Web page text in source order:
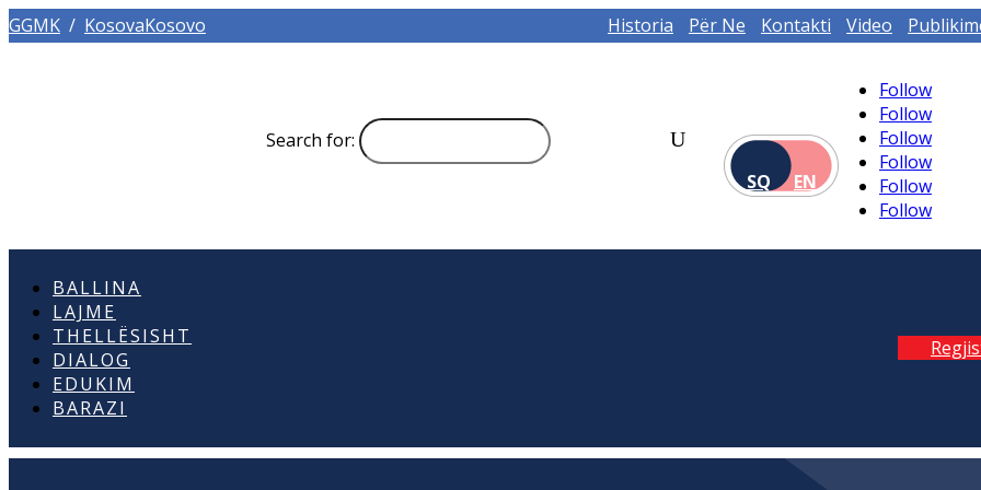
GGMK / KosovaKosovo Historia Për Ne Kontakti Video
Search for:
SQ
EN
Follow
Follow
Follow
Follow
Follow
Follow
BALLINA
LAJME
THELLËSISHT
DIALOG
EDUKIM
BARAZI